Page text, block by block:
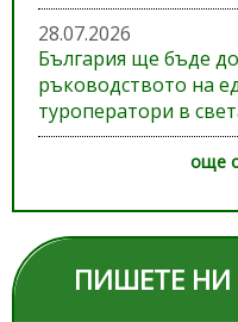
28.07.2026
България ще бъде
ръководството на
туроператори в
още
ПИШЕТЕ НИ